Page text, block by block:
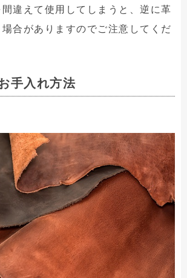
違えて使用してしまうと、逆に革
合がありますのでご注意してくだ
手入れ方法